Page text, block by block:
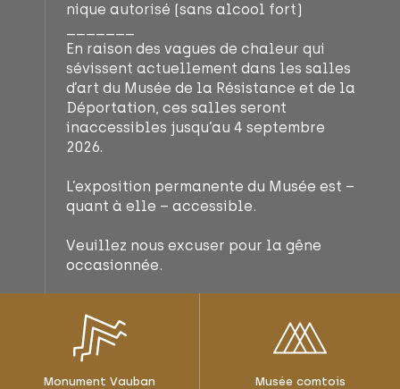
nique autorisé (sans alcool fort)
En raison des vagues de chaleur qui
sévissent actuellement dans les salles
d’art du Musée de la Résistance et de la
Déportation, ces salles seront
inaccessibles jusqu’au 4 septembre
2026.
L’exposition permanente du Musée est –
quant à elle – accessible.
Veuillez nous excuser pour la gêne
occasionnée.
Monument Vauban Musée comtois